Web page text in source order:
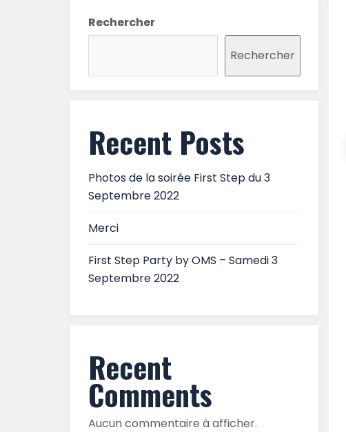
Rechercher
Rechercher
Recent Posts
Photos de la soirée First Step du 3
Septembre 2022
Merci
First Step Party by OMS – Samedi 3
Septembre 2022
Recent
Comments
Aucun commentaire à afficher.